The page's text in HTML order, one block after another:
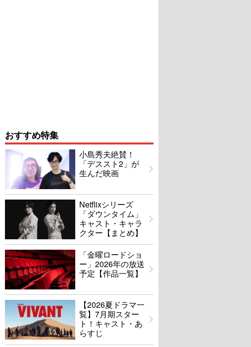
おすすめ特集
小島秀夫絶賛！
「デススト2」が
生んだ映画
Netflixシリーズ
「ダウンタイム」
キャスト・キャラ
クター【まとめ】
「金曜ロードショ
ー」2026年の放送
予定【作品一覧】
【2026夏ドラマ一
覧】7月期スター
ト！キャスト・あ
らすじ